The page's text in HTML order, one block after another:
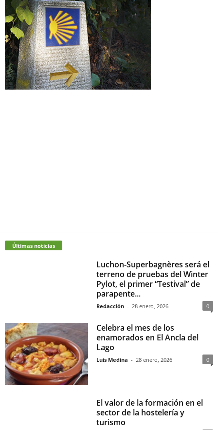
Últimas noticias
Luchon-Superbagnères será el
terreno de pruebas del Winter
Pylot, el primer “Testival” de
parapente...
Redacción - 28 enero, 2026 0
Celebra el mes de los
enamorados en El Ancla del
Lago
Luis Medina - 28 enero, 2026 0
El valor de la formación en el
sector de la hostelería y
turismo